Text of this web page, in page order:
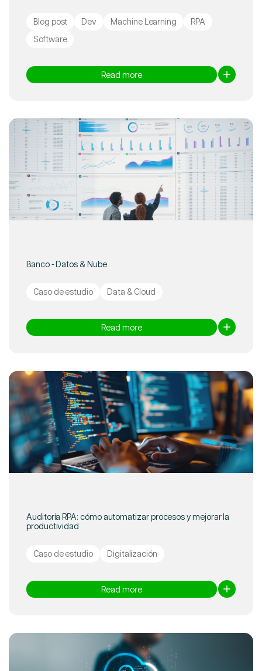
Blog post Dev Machine Learning
RPA
Software
Read more
Banco - Datos & Nube
Caso de estudio Data & Cloud
Read more
Auditoría RPA: cómo automatizar procesos y mejorar la
productividad
Caso de estudio Digitalización
Read more